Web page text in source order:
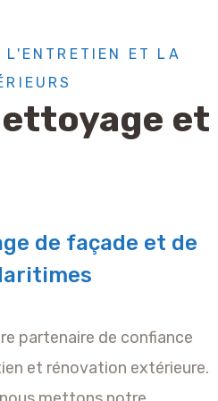
L'ENTRETIEN ET LA
et
de façade et de
partenaire de confiance
et rénovation extérieure.